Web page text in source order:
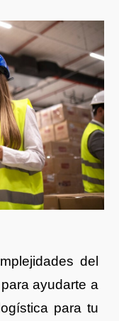
del
ayudarte a
para tu